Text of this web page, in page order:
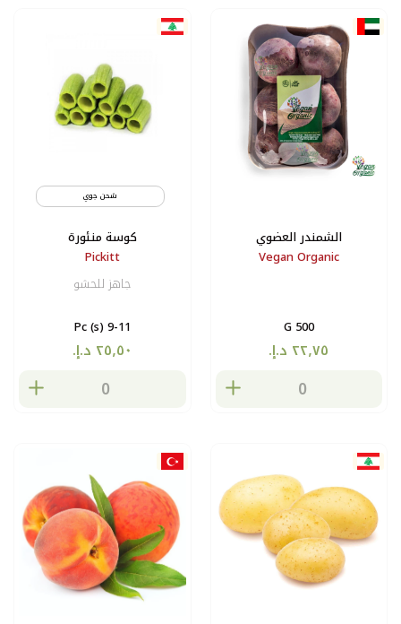
الشمندر العضوي
Vegan Organic
500 G
شحن جوي
كوسة منئورة
Pickitt
جاهز للحشو
9-11 Pc (s)